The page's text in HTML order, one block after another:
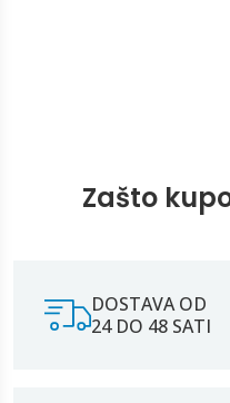
Zašto
DOSTAVA OD
24 DO 48 SATI